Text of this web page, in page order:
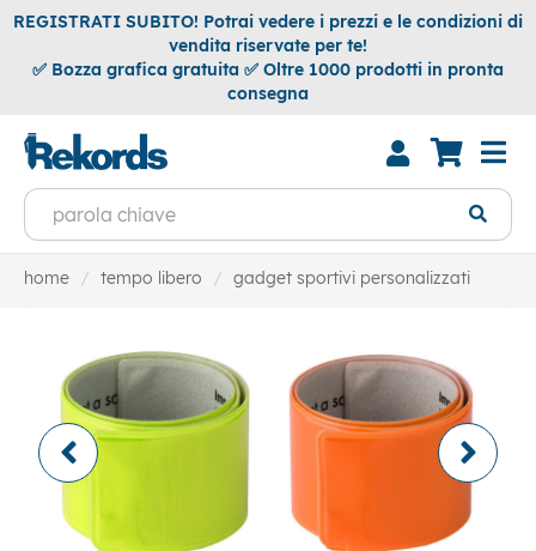
REGISTRATI SUBITO! Potrai vedere i prezzi e le condizioni di
vendita riservate per te!
✅ Bozza grafica gratuita ✅ Oltre 1000 prodotti in pronta
consegna
home tempo libero gadget sportivi personalizzati